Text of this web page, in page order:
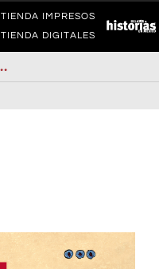
TIENDA IMPRESOS
TIENDA DIGITALES